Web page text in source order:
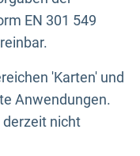
EN 301 549
'Karten' und
Anwendungen.
derzeit nicht